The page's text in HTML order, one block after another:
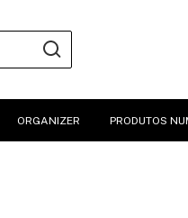
ORGANIZER PRODUTOS